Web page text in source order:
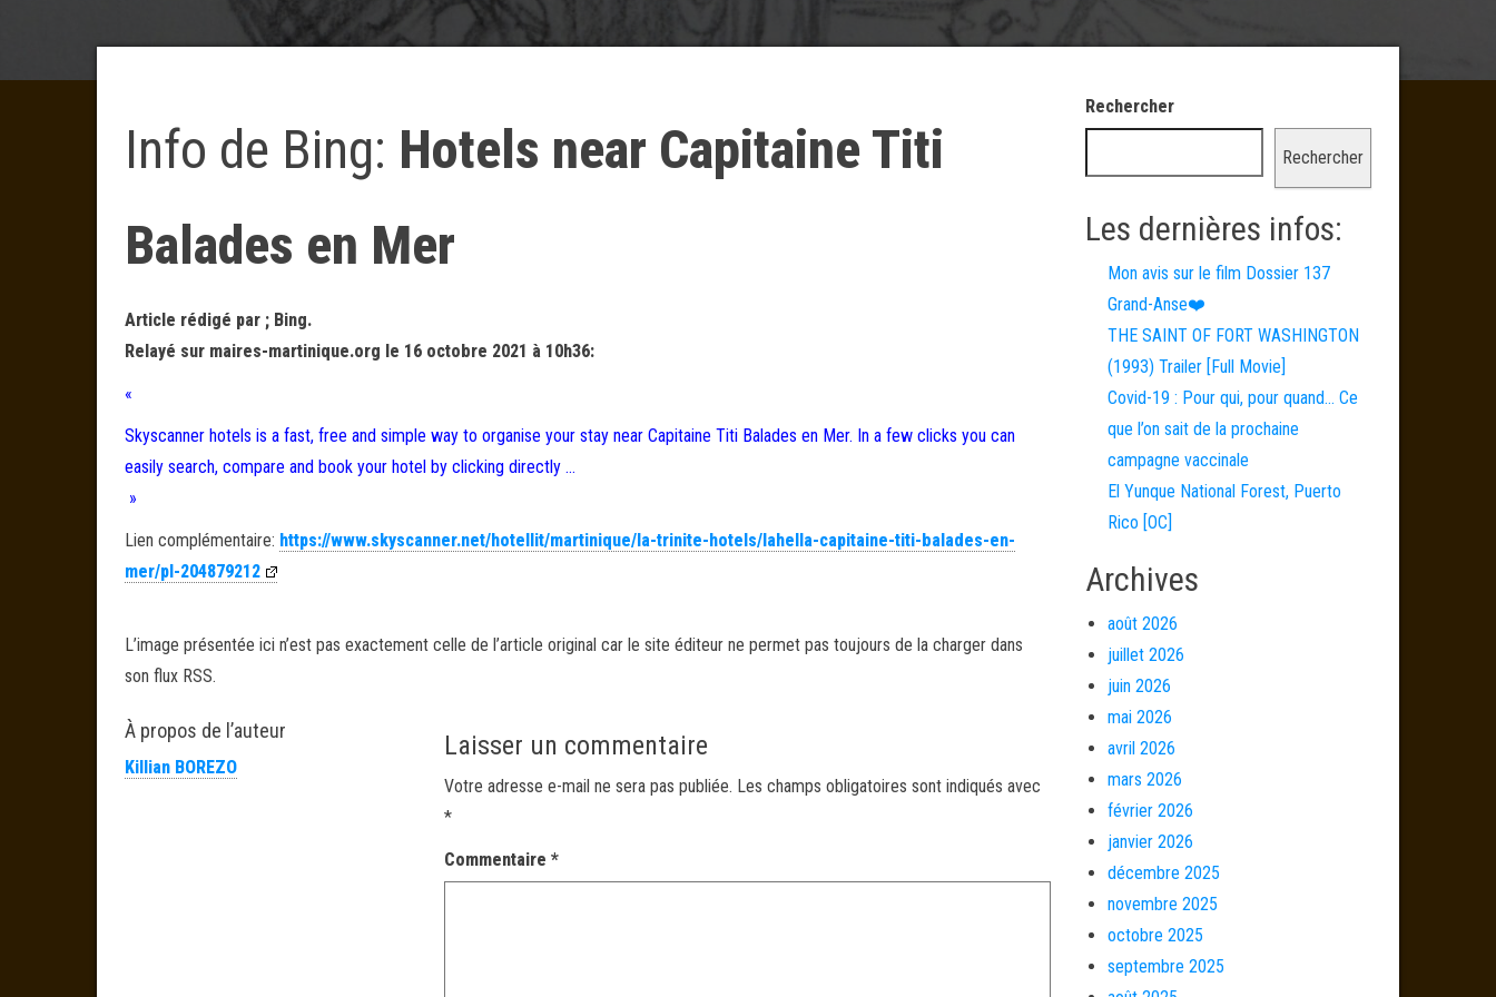
Info de Bing: Hotels near Capitaine Titi
Balades en Mer
Article rédigé par ; Bing.
Relayé sur maires-martinique.org le 16 octobre 2021 à 10h36:
«
Skyscanner hotels is a fast, free and simple way to organise your stay near Capitaine Titi Balades en Mer. In a few clicks you can
easily search, compare and book your hotel by clicking directly …
»
Lien complémentaire: https://www.skyscanner.net/hotellit/martinique/la-trinite-hotels/lahella-capitaine-titi-balades-en-
mer/pl-204879212
L’image présentée ici n’est pas exactement celle de l’article original car le site éditeur ne permet pas toujours de la charger dans
son flux RSS.
À propos de l’auteur
Killian BOREZO
Laisser un commentaire
Votre adresse e-mail ne sera pas publiée. Les champs obligatoires sont indiqués avec
*
Commentaire*
Rechercher
Rechercher
Les dernières infos:
Mon avis sur le film Dossier 137
Grand-Anse❤️
THE SAINT OF FORT WASHINGTON
(1993) Trailer [Full Movie]
Covid-19 : Pour qui, pour quand… Ce
que l’on sait de la prochaine
campagne vaccinale
El Yunque National Forest, Puerto
Rico [OC]
Archives
août 2026
juillet 2026
juin 2026
mai 2026
avril 2026
mars 2026
février 2026
janvier 2026
décembre 2025
novembre 2025
octobre 2025
septembre 2025